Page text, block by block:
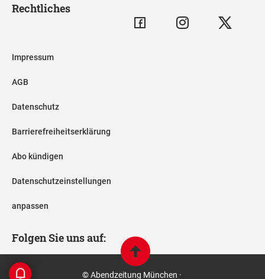
Rechtliches
Impressum
AGB
Datenschutz
Barrierefreiheitserklärung
Abo kündigen
Datenschutzeinstellungen
anpassen
Folgen Sie uns auf:
© Abendzeitung München ·